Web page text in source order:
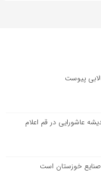
پیوست
عاشورایی در قم اعلام
صنایع خوزستان است